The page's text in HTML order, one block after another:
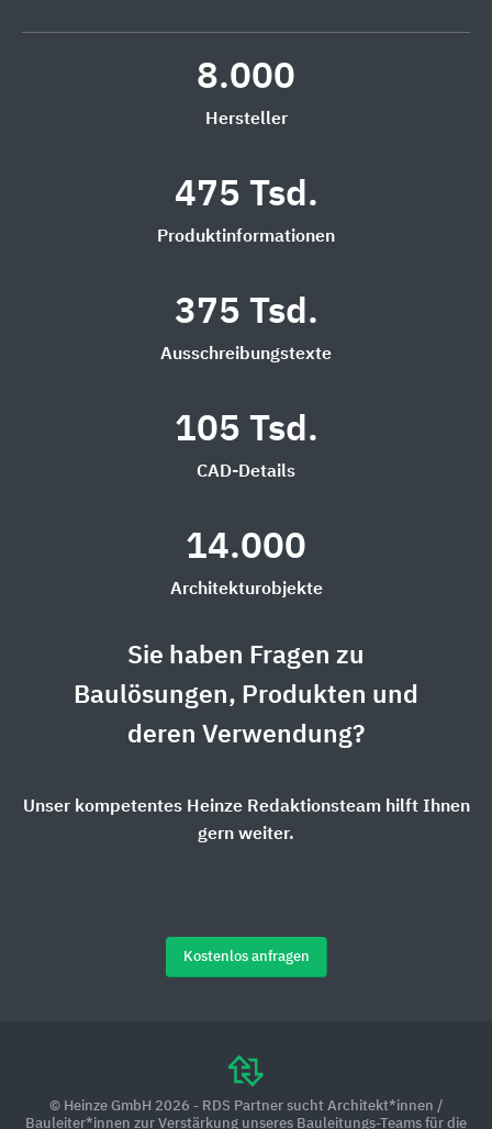
8.000
Hersteller
475 Tsd.
Produktinformationen
375 Tsd.
Ausschreibungstexte
105 Tsd.
CAD-Details
14.000
Architekturobjekte
Sie haben Fragen zu
Baulösungen, Produkten und
deren Verwendung?
Unser kompetentes Heinze Redaktionsteam hilft Ihnen
gern weiter.
Kostenlos anfragen
© Heinze GmbH 2026 - RDS Partner sucht Architekt*innen /
Bauleiter*innen zur Verstärkung unseres Bauleitungs-Teams für die